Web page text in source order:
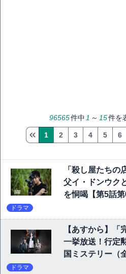
96565件中 1 ～ 15件を
1 2 3 4 5 6
「殺し屋たちの
父イ・ドンウク
を恫喝【第5話第
ドラマ
【あすから】「
一挙放送！行定
国ミステリー（
ドラマ